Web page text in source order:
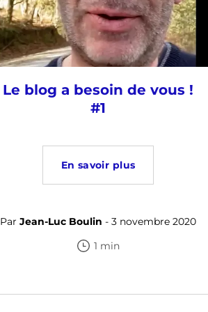
Le blog a besoin de vous !
#1
En savoir plus
Par Jean-Luc Boulin - 3 novembre 2020
1 min